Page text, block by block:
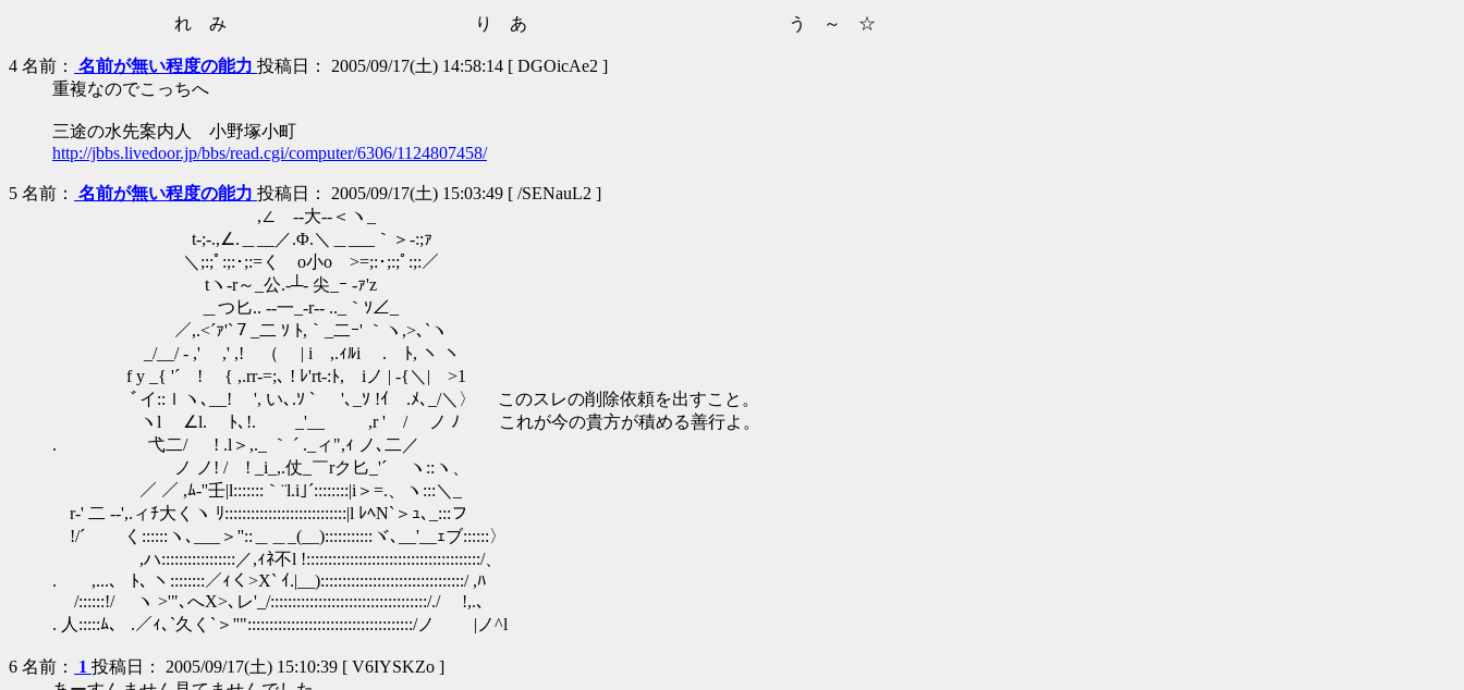
れ み り あ う ～ ☆
4 名前： 名前が無い程度の能力 投稿日： 2005/09/17(土) 14:58:14 [ DGOicAe2 ]
重複なのでこっちへ
三途の水先案内人 小野塚小町
http://jbbs.livedoor.jp/bbs/read.cgi/computer/6306/1124807458/
5 名前： 名前が無い程度の能力 投稿日： 2005/09/17(土) 15:03:49 [ /SENauL2 ]
,∠ゝ-‐大‐-＜ヽ_
t‐;-.,∠.＿__／.Φ.＼＿___｀＞‐:;ｧ
＼;:;ﾟ:;:･;:=く o小o >=;:･;:;ﾟ:;:／
tヽ-r～_公.-┴- 尖_ｰ -ｧ'z
＿つ匕.. -‐一_‐r‐- .._｀ｿ∠_
／,.<´ｧ'`７_二 ｿ ﾄ,｀_二ｰ' ｀ヽ,>､`ヽ
_/__/ - ,' ,' ,! （ | i ,.ｨﾙi . ﾄ, ヽ ヽ
f y _{ '´ ! { ,.rr‐=;､ ! ﾚ'rt‐:ﾄ, iノ | -{＼| >1
ﾞイ::ｌヽ､__! ', い､.ｿ ` '､_ｿ !ｲ .ﾒ､_/＼〉 このスレの削除依頼を出すこと。
ヽl ∠l. ﾄ､!. _'__ ,r ' / ノ ﾉ これが今の貴方が積める善行よ。
. 弋二/ ! .l＞,._ ｀ ´ ._ィ",ｨ ノ､二／
ノ ノ! / ! _i_,.仗_￣rク匕_'´ ヽ::ヽ、
／ ／ ,ﾑ‐''壬|l:::::::｀¨l.i｣´::::::::|i＞=.、ヽ:::＼_
r‐' 二 -‐',.ィﾁ大くヽ ﾘ::::::::::::::::::::::::::::|l ﾚﾍN`＞ｭ､_:::フ
!/´ く::::::ヽ､___＞''::＿＿_(__):::::::::::ヾ､__'__ｪブ::::::〉
,ハ:::::::::::::::::／,ｨﾈ不l !::::::::::::::::::::::::::::::::::::::::/、
. ,...、 ﾄ､ ヽ::::::::／ｨく>X` ｲ.|__):::::::::::::::::::::::::::::::::/ ,ﾊ
/::::::!/ ヽ >'"､へX>､レ'_/::::::::::::::::::::::::::::::::::::/./ !,.､
. 人:::::ﾑ、 .／ｨ､`久く`＞''"::::::::::::::::::::::::::::::::::::::/ノ |ノ^l
6 名前： 1 投稿日： 2005/09/17(土) 15:10:39 [ V6IYSKZo ]